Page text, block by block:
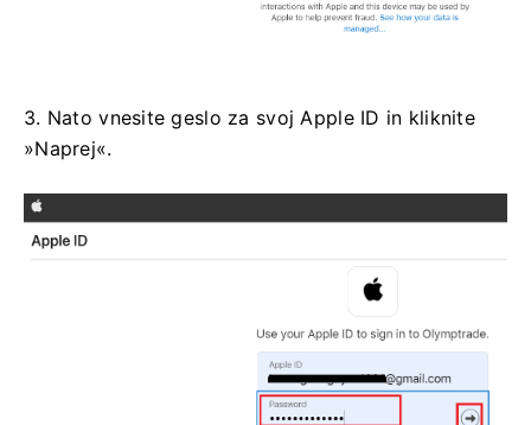
3. Nato vnesite geslo za svoj Apple ID in kliknite
»Naprej«.